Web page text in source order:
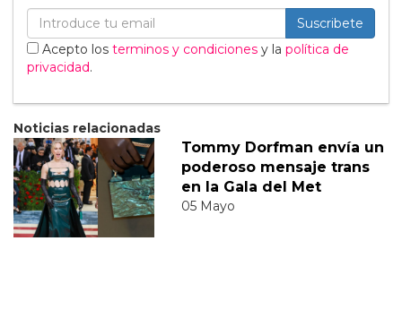
Suscribete
Acepto los terminos y condiciones y la política de
privacidad.
Noticias relacionadas
Tommy Dorfman envía un
poderoso mensaje trans
en la Gala del Met
05 Mayo